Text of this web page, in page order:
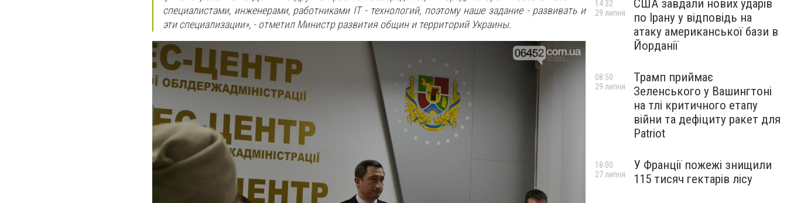
специалистами, инженерами, работниками IT - технологий, поэтому наше задание - развивать и
эти специализации», - отметил Министр развития общин и территорий Украины.
США завдали нових ударів
по Ірану у відповідь на
атаку американської бази в
Йорданії
14:32
29 липня
Трамп приймає
Зеленського у Вашингтоні
на тлі критичного етапу
війни та дефіциту ракет для
Patriot
08:50
29 липня
У Франції пожежі знищили
115 тисяч гектарів лісу
18:00
27 липня